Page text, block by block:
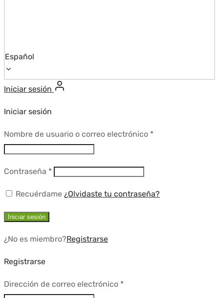
Español
Iniciar sesión
Iniciar sesión
Nombre de usuario o correo electrónico *Requerido
Contraseña *Requerido
Recuérdame ¿Olvidaste tu contraseña?
Iniciar sesión
¿No es miembro?Registrarse
Registrarse
Dirección de correo electrónico *Requerido